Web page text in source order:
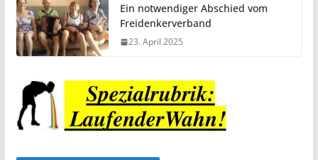
Ein notwendiger Abschied vom
Freidenkerverband
23. April 2025